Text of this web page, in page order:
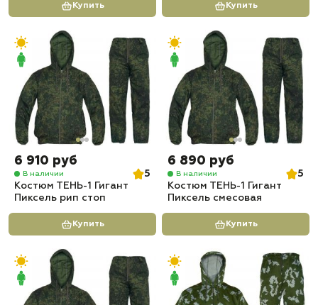
Купить Купить
6 910 руб
В наличии
5
Костюм ТЕНЬ-1 Гигант
Пиксель рип стоп
Купить
6 890 руб
В наличии
5
Костюм ТЕНЬ-1 Гигант
Пиксель смесовая
Купить